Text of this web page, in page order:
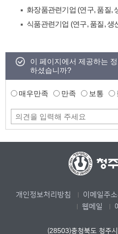
화장품관련기업 (연구, 품질,
식품관련기업 (연구, 품질, 생
이 페이지에서 제공하는
하셨습니까?
매우만족 만족 보통
개인정보처리방침 이메일주
웹메일
(28503)충청북도 청주